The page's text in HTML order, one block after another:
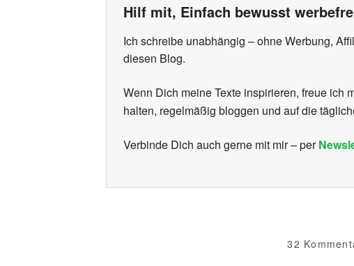
Hilf mit, Einfach bewusst
Ich schreibe unabhängig – ohne Werbung,
diesen Blog.
Wenn Dich meine Texte inspirieren, freue ich
halten, regelmäßig bloggen und auf die
Verbinde Dich auch gerne mit mir – per
32